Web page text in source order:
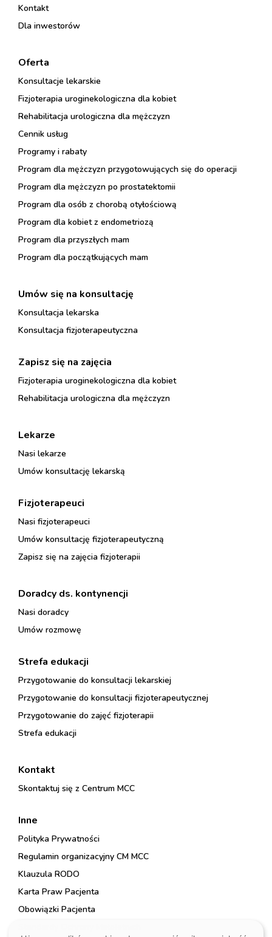
Kontakt
Dla inwestorów
Oferta
Konsultacje lekarskie
Fizjoterapia uroginekologiczna dla kobiet
Rehabilitacja urologiczna dla mężczyzn
Cennik usług
Programy i rabaty
Program dla mężczyzn przygotowujących się do operacji
Program dla mężczyzn po prostatektomii
Program dla osób z chorobą otyłościową
Program dla kobiet z endometriozą
Program dla przyszłych mam
Program dla początkujących mam
Umów się na konsultację
Konsultacja lekarska
Konsultacja fizjoterapeutyczna
Zapisz się na zajęcia
Fizjoterapia uroginekologiczna dla kobiet
Rehabilitacja urologiczna dla mężczyzn
Lekarze
Nasi lekarze
Umów konsultację lekarską
Fizjoterapeuci
Nasi fizjoterapeuci
Umów konsultację fizjoterapeutyczną
Zapisz się na zajęcia fizjoterapii
Doradcy ds. kontynencji
Nasi doradcy
Umów rozmowę
Strefa edukacji
Przygotowanie do konsultacji lekarskiej
Przygotowanie do konsultacji fizjoterapeutycznej
Przygotowanie do zajęć fizjoterapii
Strefa edukacji
Kontakt
Skontaktuj się z Centrum MCC
Inne
Polityka Prywatności
Regulamin organizacyjny CM MCC
Klauzula RODO
Karta Praw Pacjenta
Obowiązki Pacjenta